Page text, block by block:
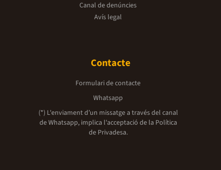
Canal de denúncies
Avís legal
Contacte
Formulari de contacte
Whatsapp
(*) L'enviament d’un missatge a través del canal
de Whatsapp, implica l'acceptació de la Política
de Privadesa.